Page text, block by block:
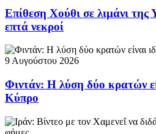
Επίθεση Χούθι σε λιμάνι της
επτά νεκροί
9 Αυγούστου 2026
Φιντάν: Η λύση δύο κρατών
Κύπρο